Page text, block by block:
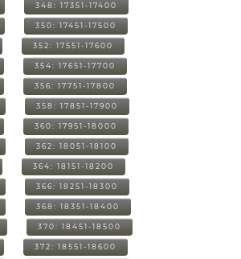
348: 17351-17400
350: 17451-17500
352: 17551-17600
354: 17651-17700
356: 17751-17800
358: 17851-17900
360: 17951-18000
362: 18051-18100
364: 18151-18200
366: 18251-18300
368: 18351-18400
370: 18451-18500
372: 18551-18600